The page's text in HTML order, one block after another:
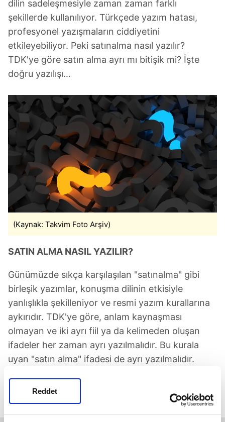
Reddet
dilin sadeleşmesiyle zaman zaman farklı
şekillerde kullanılıyor. Türkçede yazım hatası,
profesyonel yazışmaların ciddiyetini
etkileyebiliyor. Peki satınalma nasıl yazılır?
TDK'ye göre satın alma ayrı mı bitişik mi? İşte
doğru yazılışı…
(Kaynak: Takvim Foto Arşiv)
SATIN ALMA NASIL YAZILIR?
Günümüzde sıkça karşılaşılan "satınalma" gibi
birleşik yazımlar, konuşma dilinin etkisiyle
yanlışlıkla şekilleniyor ve resmi yazım kurallarına
aykırıdır. TDK'ye göre, anlam kaynaşması
olmayan ve iki ayrı fiil ya da kelimeden oluşan
ifadeler her zaman ayrı yazılmalıdır. Bu kurala
uyan "satın alma" ifadesi de ayrı yazılmalıdır.
✅ Doğru yazımı: satın alma
❎ Yanlış yazımı: satınalma